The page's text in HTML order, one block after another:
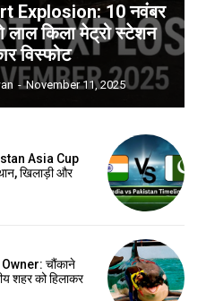
Explosion: 10 नवंबर
लाल किला मेट्रो स्टेशन
विस्फोट
- November 11, 2025
Asia Cup
खिलाड़ी और
चौंकाने
शहर को हिलाकर